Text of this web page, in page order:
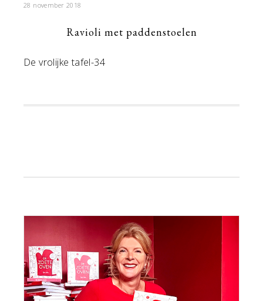
28 november 2018
Ravioli met paddenstoelen
De vrolijke tafel-34